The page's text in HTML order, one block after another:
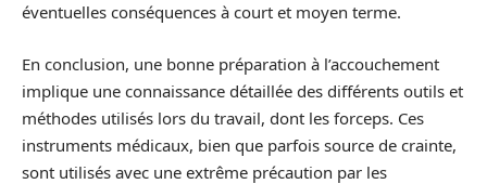
éventuelles conséquences à court et moyen terme.
En conclusion, une bonne préparation à l’accouchement
implique une connaissance détaillée des différents outils et
méthodes utilisés lors du travail, dont les forceps. Ces
instruments médicaux, bien que parfois source de crainte,
sont utilisés avec une extrême précaution par les